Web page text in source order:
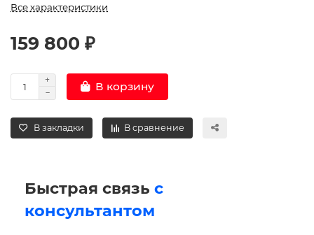
Все характеристики
159 800 ₽
В корзину
В закладки В сравнение
Быстрая связь с
консультантом